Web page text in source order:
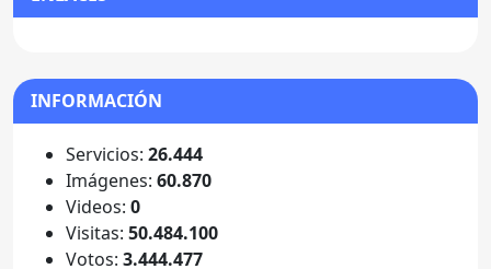
INFORMACIÓN
Servicios: 26.444
Imágenes: 60.870
Videos: 0
Visitas: 50.484.100
Votos: 3.444.477